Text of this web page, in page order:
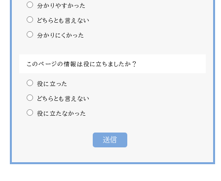
分かりやすかった
どちらとも言えない
分かりにくかった
このページの情報は役に立ちましたか？
役に立った
どちらとも言えない
役に立たなかった